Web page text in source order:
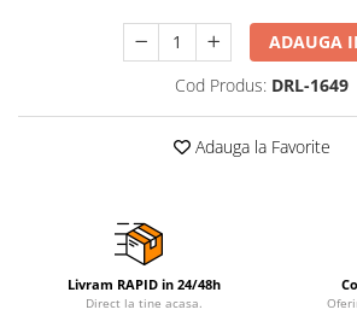
ADAUGA
Cod Produs: DRL-1649
Adauga la Favorite
Livram RAPID in 24/48h
Direct la tine acasa.